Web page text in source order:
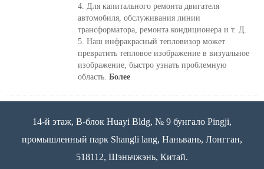
4. Для капитального ремонта двигателя
автомобиля, обслуживания линии
трансформатора, ремонта кондиционера и т. Д.
5. Наш инфракрасный тепловизор может
превратить тепловое изображение в визуальное
изображение, быстро узнать проблемную
область. Более
14-й этаж, B-блок Huayi Bldg, № 9 бунгало Pingji,
промышленный парк Shangli lang, Наньвань, Лонгган,
518112, Шэньчжэнь, Китай.